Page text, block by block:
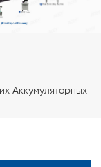
Аккумуляторных